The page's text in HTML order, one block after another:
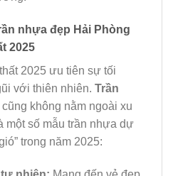
nhựa đẹp Hải Phòng
2025
2025 ưu tiên sự tối
với thiên nhiên. Trần
cũng không nằm ngoài xu
số mẫu trần nhựa dự
trong năm 2025: